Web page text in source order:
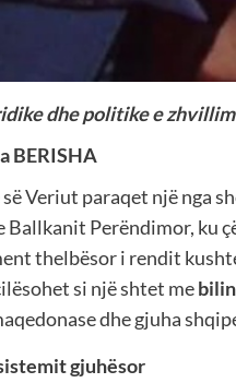
dhe politike e
BERISHA
Veriut paraqet një nga
Ballkanit Perëndimor, ku
thelbësor i rendit
si një shtet me
dhe gjuha
gjuhësor